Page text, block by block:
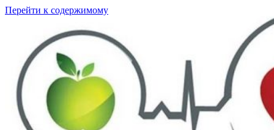
Перейти к содержимому